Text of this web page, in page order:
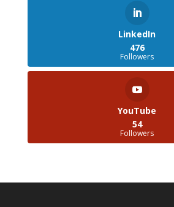
LinkedIn
476
Followers
YouTube
54
Followers